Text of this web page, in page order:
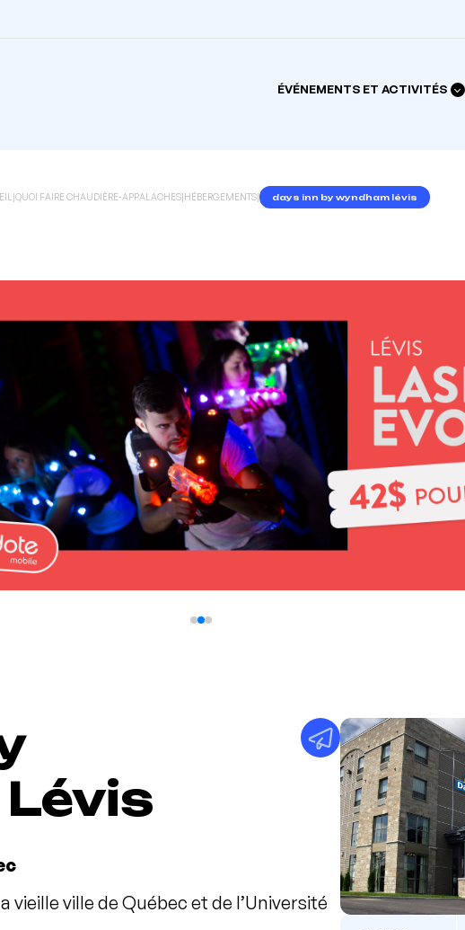
ÉVÉNEMENTS ET ACTIVITÉS
|QUOI FAIRE CHAUDIÈRE-APPALACHES|HÉBERGEMENTS| days inn by wyndham lévis
vieille ville de Québec et de l’Université